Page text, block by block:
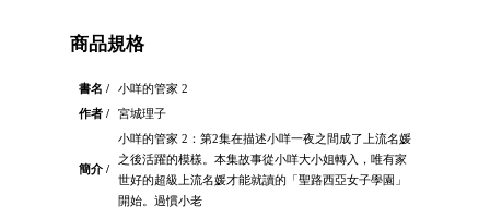
商品規格
書名 /
小咩的管家 2
作者 /
宮城理子
簡介 /
小咩的管家 2：第2集在描述小咩一夜之間成了上流名媛
之後活躍的模樣。本集故事從小咩大小姐轉入，唯有家
世好的超級上流名媛才能就讀的「聖路西亞女子學園」
開始。過慣小老